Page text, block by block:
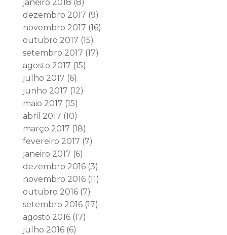
janeiro 2018 (8)
dezembro 2017 (9)
novembro 2017 (16)
outubro 2017 (15)
setembro 2017 (17)
agosto 2017 (15)
julho 2017 (6)
junho 2017 (12)
maio 2017 (15)
abril 2017 (10)
março 2017 (18)
fevereiro 2017 (7)
janeiro 2017 (6)
dezembro 2016(3)
novembro 2016(11)
outubro 2016(7)
setembro 2016(17)
agosto 2016(17)
julho 2016(6)